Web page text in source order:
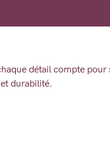
détail compte
durabilité.